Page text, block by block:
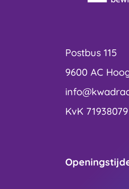
Postbus 115
9600 AC
KvK 71938079